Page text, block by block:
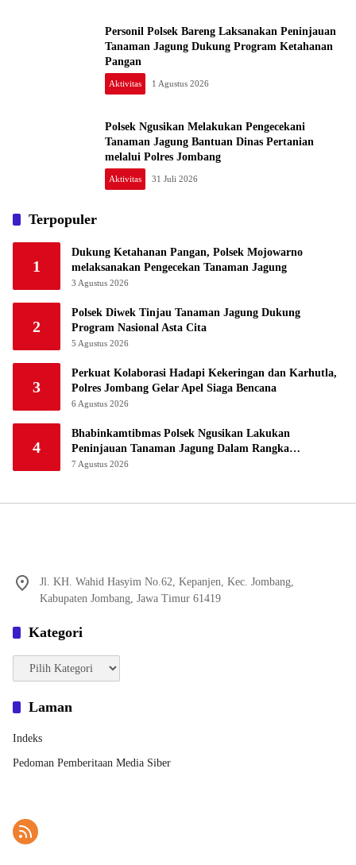
Personil Polsek Bareng Laksanakan Peninjauan
Tanaman Jagung Dukung Program Ketahanan
Pangan
Aktivitas 1 Agustus 2026
Polsek Ngusikan Melakukan Pengecekani
Tanaman Jagung Bantuan Dinas Pertanian
melalui Polres Jombang
Aktivitas 31 Juli 2026
Terpopuler
1
Dukung Ketahanan Pangan, Polsek Mojowarno
melaksanakan Pengecekan Tanaman Jagung
3 Agustus 2026
2
Polsek Diwek Tinjau Tanaman Jagung Dukung
Program Nasional Asta Cita
5 Agustus 2026
3
Perkuat Kolaborasi Hadapi Kekeringan dan Karhutla,
Polres Jombang Gelar Apel Siaga Bencana
6 Agustus 2026
4
Bhabinkamtibmas Polsek Ngusikan Lakukan
Peninjauan Tanaman Jagung Dalam Rangka
Mendukung Ketahanan Pangan
7 Agustus 2026
Jl. KH. Wahid Hasyim No.62, Kepanjen, Kec. Jombang,
Kabupaten Jombang, Jawa Timur 61419
Kategori
Kategori
Laman
Indeks
Pedoman Pemberitaan Media Siber